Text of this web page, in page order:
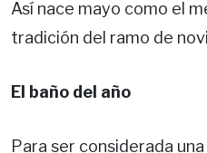
Así nace mayo como el
tradición del ramo de
El baño del año
Para ser considerada